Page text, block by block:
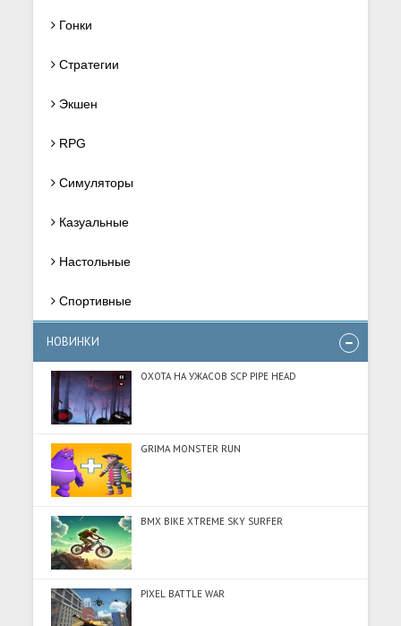
Гонки
Стратегии
Экшен
RPG
Симуляторы
Казуальные
Настольные
Спортивные
НОВИНКИ
ОХОТА НА УЖАСОВ SCP PIPE HEAD
GRIMA MONSTER RUN
BMX BIKE XTREME SKY SURFER
PIXEL BATTLE WAR